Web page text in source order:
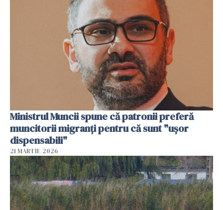
Ministrul Muncii spune că patronii preferă
muncitorii migranți pentru că sunt "uşor
dispensabili"
21 MARTIE 2026